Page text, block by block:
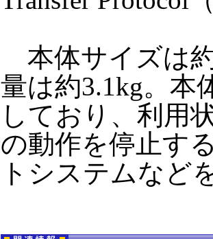
本体サイズは
量は約3.1kg。本
しており、利用
の動作を停止す
トシステムなど